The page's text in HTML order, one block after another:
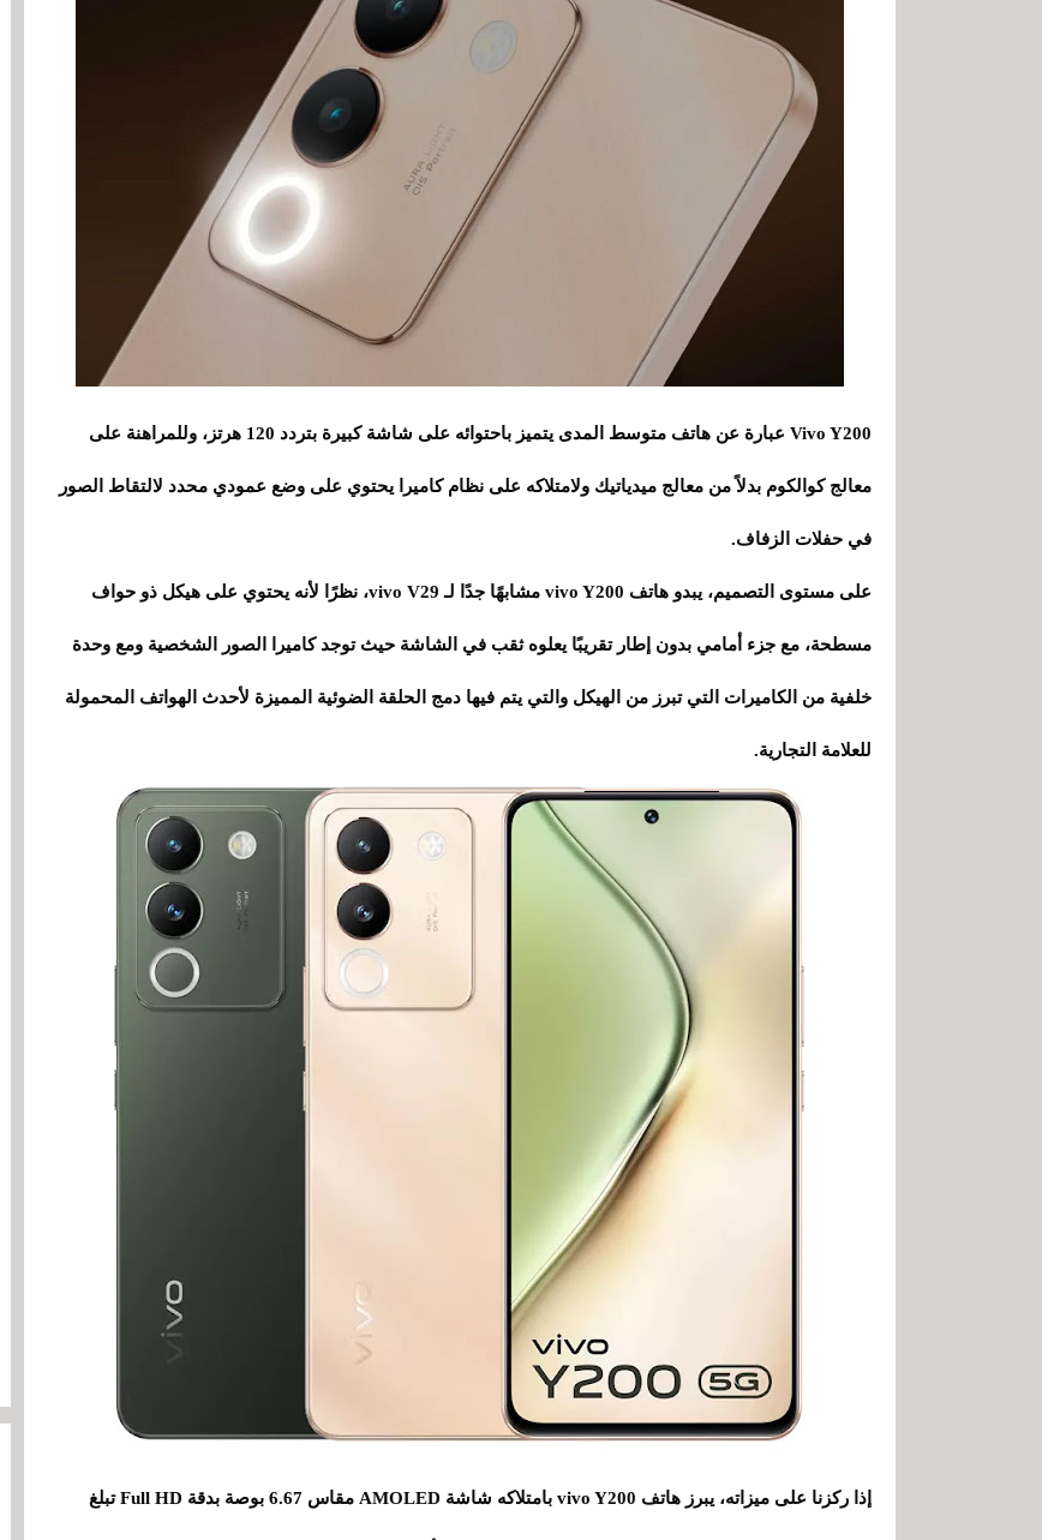
Vivo Y200 عبارة عن هاتف متوسط المدى يتميز باحتوائه على شاشة كبيرة بتردد 120 هرتز، وللمراهنة على
معالج كوالكوم بدلاً من معالج ميدياتيك ولامتلاكه على نظام كاميرا يحتوي على وضع عمودي محدد لالتقاط الصور
في حفلات الزفاف.
على مستوى التصميم، يبدو هاتف vivo Y200 مشابهًا جدًا لـ vivo V29، نظرًا لأنه يحتوي على هيكل ذو حواف
مسطحة، مع جزء أمامي بدون إطار تقريبًا يعلوه ثقب في الشاشة حيث توجد كاميرا الصور الشخصية ومع وحدة
خلفية من الكاميرات التي تبرز من الهيكل والتي يتم فيها دمج الحلقة الضوئية المميزة لأحدث الهواتف المحمولة
للعلامة التجارية.
إذا ركزنا على ميزاته، يبرز هاتف vivo Y200 بامتلاكه شاشة AMOLED مقاس 6.67 بوصة بدقة Full HD تبلغ